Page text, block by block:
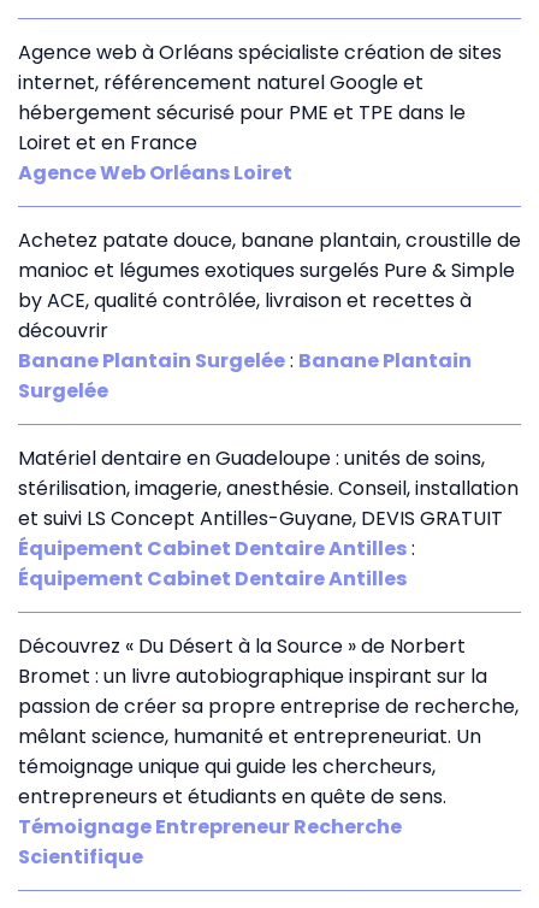
Agence web à Orléans spécialiste création de sites
internet, référencement naturel Google et
hébergement sécurisé pour PME et TPE dans le
Loiret et en France
Agence Web Orléans Loiret
Achetez patate douce, banane plantain, croustille de
manioc et légumes exotiques surgelés Pure & Simple
by ACE, qualité contrôlée, livraison et recettes à
découvrir
Banane Plantain Surgelée: Banane Plantain
Surgelée
Matériel dentaire en Guadeloupe : unités de soins,
stérilisation, imagerie, anesthésie. Conseil, installation
et suivi LS Concept Antilles-Guyane, DEVIS GRATUIT
Équipement Cabinet Dentaire Antilles:
Équipement Cabinet Dentaire Antilles
Découvrez « Du Désert à la Source » de Norbert
Bromet : un livre autobiographique inspirant sur la
passion de créer sa propre entreprise de recherche,
mêlant science, humanité et entrepreneuriat. Un
témoignage unique qui guide les chercheurs,
entrepreneurs et étudiants en quête de sens.
Témoignage Entrepreneur Recherche
Scientifique